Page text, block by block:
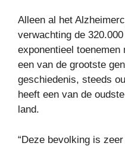
Alleen al het
verwachting de
exponentieel toenemen
een van de grootste
geschiedenis, steeds
heeft een van de
land.
“Deze bevolking is